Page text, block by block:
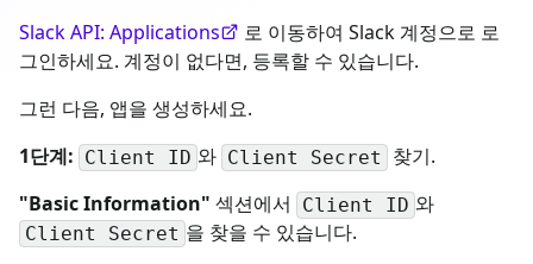
Slack API: Applications
로 이동하여 Slack 계정으로 로
그인하세요. 계정이 없다면, 등록할 수 있습니다.
그런 다음, 앱을 생성하세요.
1단계: Client ID 와 Client Secret
찾기.
"Basic Information" 섹션에서 Client ID 와
Client Secret 을 찾을 수 있습니다.